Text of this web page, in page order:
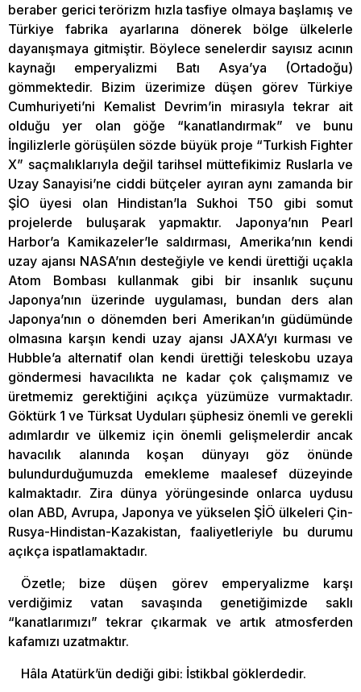
beraber gerici terörizm hızla tasfiye olmaya başlamış ve
Türkiye fabrika ayarlarına dönerek bölge ülkelerle
dayanışmaya gitmiştir. Böylece senelerdir sayısız acının
kaynağı emperyalizmi Batı Asya’ya (Ortadoğu)
gömmektedir. Bizim üzerimize düşen görev Türkiye
Cumhuriyeti’ni Kemalist Devrim’in mirasıyla tekrar ait
olduğu yer olan göğe “kanatlandırmak” ve bunu
İngilizlerle görüşülen sözde büyük proje “Turkish Fighter
X” saçmalıklarıyla değil tarihsel müttefikimiz Ruslarla ve
Uzay Sanayisi’ne ciddi bütçeler ayıran aynı zamanda bir
ŞİO üyesi olan Hindistan’la Sukhoi T50 gibi somut
projelerde buluşarak yapmaktır. Japonya’nın Pearl
Harbor’a Kamikazeler’le saldırması, Amerika’nın kendi
uzay ajansı NASA’nın desteğiyle ve kendi ürettiği uçakla
Atom Bombası kullanmak gibi bir insanlık suçunu
Japonya’nın üzerinde uygulaması, bundan ders alan
Japonya’nın o dönemden beri Amerikan’ın güdümünde
olmasına karşın kendi uzay ajansı JAXA’yı kurması ve
Hubble’a alternatif olan kendi ürettiği teleskobu uzaya
göndermesi havacılıkta ne kadar çok çalışmamız ve
üretmemiz gerektiğini açıkça yüzümüze vurmaktadır.
Göktürk 1 ve Türksat Uyduları şüphesiz önemli ve gerekli
adımlardır ve ülkemiz için önemli gelişmelerdir ancak
havacılık alanında koşan dünyayı göz önünde
bulundurduğumuzda emekleme maalesef düzeyinde
kalmaktadır. Zira dünya yörüngesinde onlarca uydusu
olan ABD, Avrupa, Japonya ve yükselen ŞİÖ ülkeleri Çin-
Rusya-Hindistan-Kazakistan, faaliyetleriyle bu durumu
açıkça ispatlamaktadır.
Özetle; bize düşen görev emperyalizme karşı
verdiğimiz vatan savaşında genetiğimizde saklı
“kanatlarımızı” tekrar çıkarmak ve artık atmosferden
kafamızı uzatmaktır.
Hâla Atatürk’ün dediği gibi: İstikbal göklerdedir.